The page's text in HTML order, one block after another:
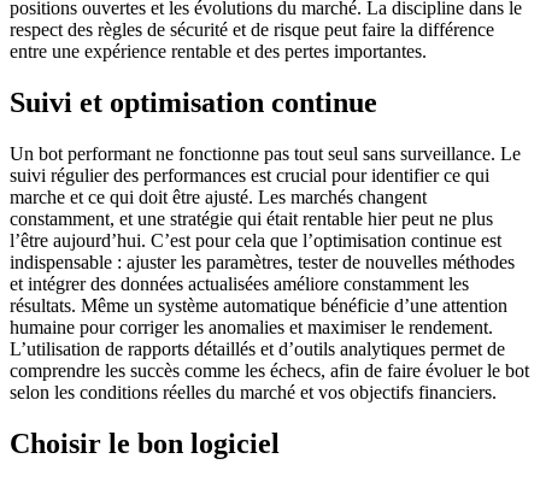
positions ouvertes et les évolutions du marché. La discipline dans le
respect des règles de sécurité et de risque peut faire la différence
entre une expérience rentable et des pertes importantes.
Suivi et optimisation continue
Un bot performant ne fonctionne pas tout seul sans surveillance. Le
suivi régulier des performances est crucial pour identifier ce qui
marche et ce qui doit être ajusté. Les marchés changent
constamment, et une stratégie qui était rentable hier peut ne plus
l’être aujourd’hui. C’est pour cela que l’optimisation continue est
indispensable : ajuster les paramètres, tester de nouvelles méthodes
et intégrer des données actualisées améliore constamment les
résultats. Même un système automatique bénéficie d’une attention
humaine pour corriger les anomalies et maximiser le rendement.
L’utilisation de rapports détaillés et d’outils analytiques permet de
comprendre les succès comme les échecs, afin de faire évoluer le bot
selon les conditions réelles du marché et vos objectifs financiers.
Choisir le bon logiciel